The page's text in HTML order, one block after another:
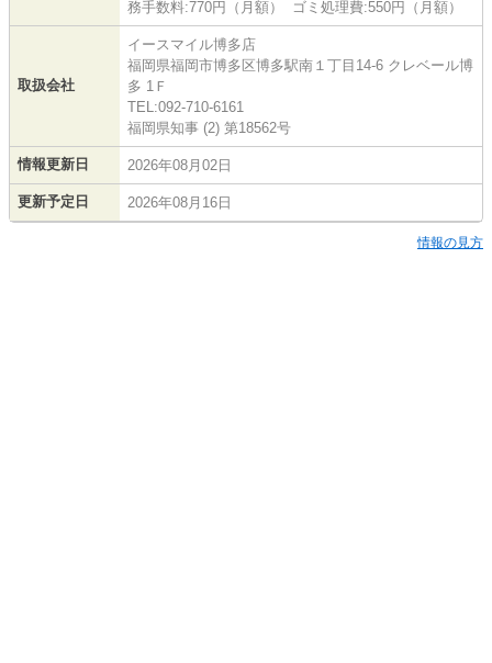
務手数料:770円（月額） ゴミ処理費:550円（月額）
取扱会社
イースマイル博多店
福岡県福岡市博多区博多駅南１丁目14-6 クレベール博
多 1Ｆ
TEL:092-710-6161
福岡県知事 (2) 第18562号
情報更新日 2026年08月02日
更新予定日 2026年08月16日
情報の見方